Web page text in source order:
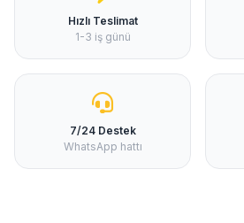
Hızlı Teslimat
1-3 iş günü
7/24 Destek
WhatsApp hattı